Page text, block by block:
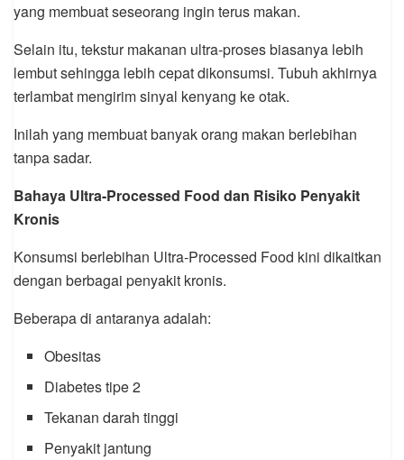
yang membuat seseorang ingin terus makan.
Selain itu, tekstur makanan ultra-proses biasanya lebih
lembut sehingga lebih cepat dikonsumsi. Tubuh akhirnya
terlambat mengirim sinyal kenyang ke otak.
Inilah yang membuat banyak orang makan berlebihan
tanpa sadar.
Bahaya Ultra-Processed Food dan Risiko Penyakit
Kronis
Konsumsi berlebihan Ultra-Processed Food kini dikaitkan
dengan berbagai penyakit kronis.
Beberapa di antaranya adalah:
Obesitas
Diabetes tipe 2
Tekanan darah tinggi
Penyakit jantung